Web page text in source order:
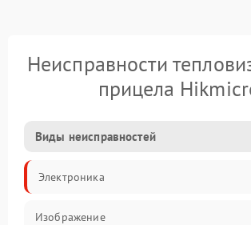
Неисправности
прицела
Виды неисправностей
Электроника
Изображение